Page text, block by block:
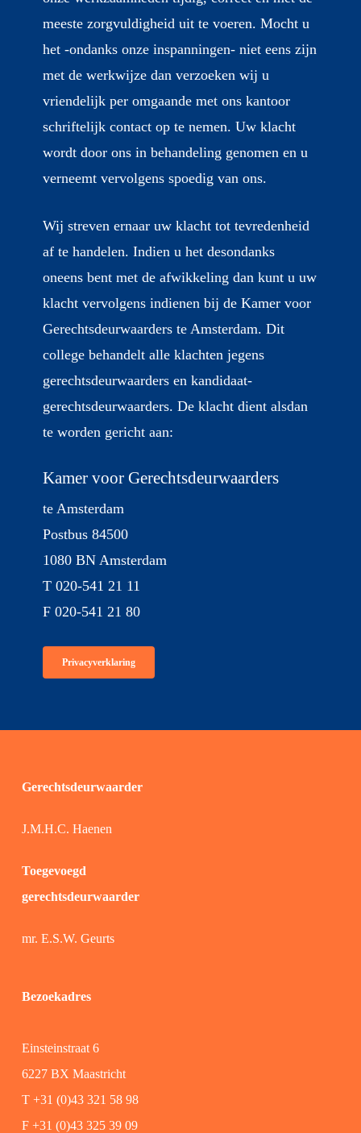
meeste zorgvuldigheid uit te voeren. Mocht u
het -ondanks onze inspanningen- niet eens zijn
met de werkwijze dan verzoeken wij u
vriendelijk per omgaande met ons kantoor
schriftelijk contact op te nemen. Uw klacht
wordt door ons in behandeling genomen en u
verneemt vervolgens spoedig van ons.
Wij streven ernaar uw klacht tot tevredenheid
af te handelen. Indien u het desondanks
oneens bent met de afwikkeling dan kunt u uw
klacht vervolgens indienen bij de Kamer voor
Gerechtsdeurwaarders te Amsterdam. Dit
college behandelt alle klachten jegens
gerechtsdeurwaarders en kandidaat-
gerechtsdeurwaarders. De klacht dient alsdan
te worden gericht aan:
Kamer voor Gerechtsdeurwaarders
te Amsterdam
Postbus 84500
1080 BN Amsterdam
T 020-541 21 11
F 020-541 21 80
Privacyverklaring
Gerechtsdeurwaarder
J.M.H.C. Haenen
Toegevoegd
gerechtsdeurwaarder
mr. E.S.W. Geurts
Bezoekadres
Einsteinstraat 6
6227 BX Maastricht
T +31 (0)43 321 58 98
F +31 (0)43 325 39 09